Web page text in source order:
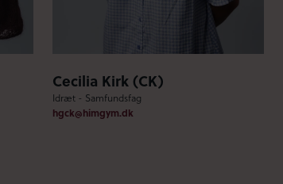
Cecilia Kirk (CK)
Idræt - Samfundsfag
hgck@himgym.dk